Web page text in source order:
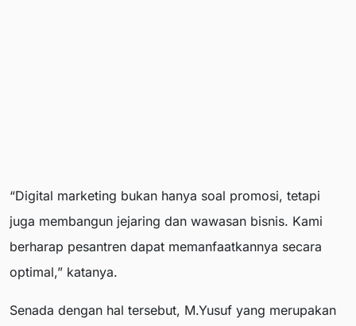
“Digital marketing bukan hanya soal promosi, tetapi
juga membangun jejaring dan wawasan bisnis. Kami
berharap pesantren dapat memanfaatkannya secara
optimal,” katanya.
Senada dengan hal tersebut, M.Yusuf yang merupakan